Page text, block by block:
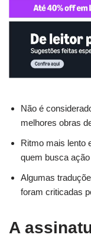
Não é
melhores obras
Ritmo mais lento
quem busca
Algumas
foram criticadas
A